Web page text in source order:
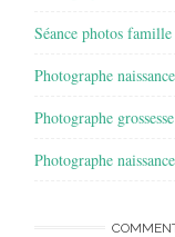
Séance photos
Photographe
Photographe
Photographe